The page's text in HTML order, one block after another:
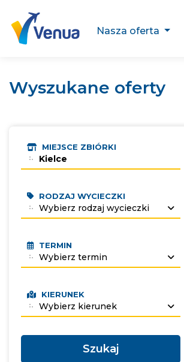
Nasza oferta
Wyszukane oferty
MIEJSCE ZBIÓRKI
Kielce
RODZAJ WYCIECZKI
Wybierz rodzaj wycieczki
TERMIN
Wybierz termin
KIERUNEK
Wybierz kierunek